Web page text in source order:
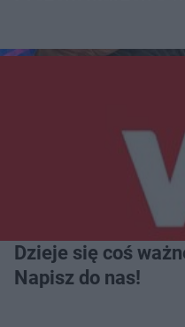
Dzieje się coś
Napisz do nas!